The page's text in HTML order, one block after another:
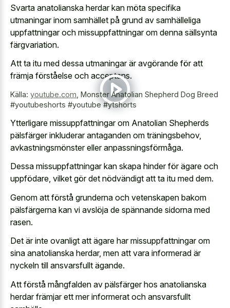
Svarta anatolianska herdar kan möta specifika
utmaningar inom samhället på grund av samhälleliga
uppfattningar och missuppfattningar om denna sällsynta
färgvariation.
Att ta itu med dessa utmaningar är avgörande för att
främja förståelse och acceptans.
Källa: youtube.com Monster Anatolian Shepherd Dog Breed
#youtubeshorts #youtube #ytshorts
Ytterligare missuppfattningar om Anatolian Shepherds
pälsfärger inkluderar antaganden om träningsbehov,
avkastningsmönster eller anpassningsförmåga.
Dessa missuppfattningar kan skapa hinder för ägare och
uppfödare, vilket gör det nödvändigt att ta itu med dem.
Genom att förstå grunderna och vetenskapen bakom
pälsfärgerna kan vi avslöja de spännande sidorna med
rasen.
Det är inte ovanligt att ägare har missuppfattningar om
sina anatolianska herdar, men att vara informerad är
nyckeln till ansvarsfullt ägande.
Att förstå mångfalden av pälsfärger hos anatolianska
herdar främjar ett mer informerat och ansvarsfullt